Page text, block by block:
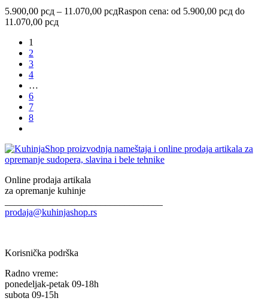
5.900,00 рсд – 11.070,00 рсдRaspon cena: od 5.900,00 рсд do
11.070,00 рсд
1
2
3
4
…
6
7
8
Online prodaja artikala
za opremanje kuhinje
prodaja@kuhinjashop.rs
Korisnička podrška
Radno vreme:
ponedeljak-petak 09-18h
subota 09-15h